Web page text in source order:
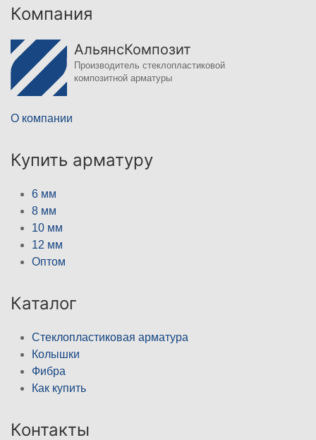
Компания
АльянсКомпозит
Производитель стеклопластиковой
композитной арматуры
О компании
Купить арматуру
6 мм
8 мм
10 мм
12 мм
Оптом
Каталог
Стеклопластиковая арматура
Колышки
Фибра
Как купить
Контакты